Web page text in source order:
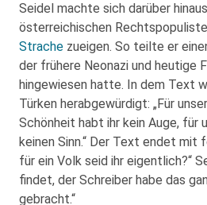
Seidel machte sich darüber
österreichischen
Strache zueigen. So teilte er
der frühere Neonazi und heutige
hingewiesen hatte. In dem Text
Türken herabgewürdigt: „Für
Schönheit habt ihr kein Auge, für
keinen Sinn.“ Der Text endet mit
für ein Volk seid ihr eigentlich?“
findet, der Schreiber habe das
gebracht.“